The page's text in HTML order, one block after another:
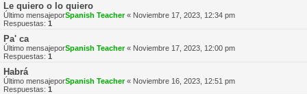
Le quiero o lo quiero
Último mensajeporSpanish Teacher« Noviembre 17, 2023, 12:34 pm
Respuestas: 1
Pa' ca
Último mensajeporSpanish Teacher« Noviembre 17, 2023, 12:00 pm
Respuestas: 1
Habrá
Último mensajeporSpanish Teacher« Noviembre 16, 2023, 12:51 pm
Respuestas: 1